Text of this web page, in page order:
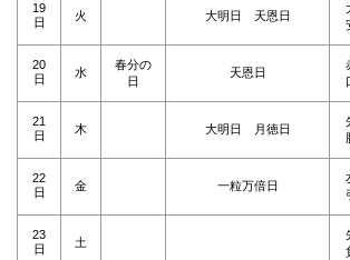
19
日
火 大明日 天恩日
20
日
水
春分の
日
天恩日
21
日
木 大明日 月徳日
22
日
金 一粒万倍日
23
日
土